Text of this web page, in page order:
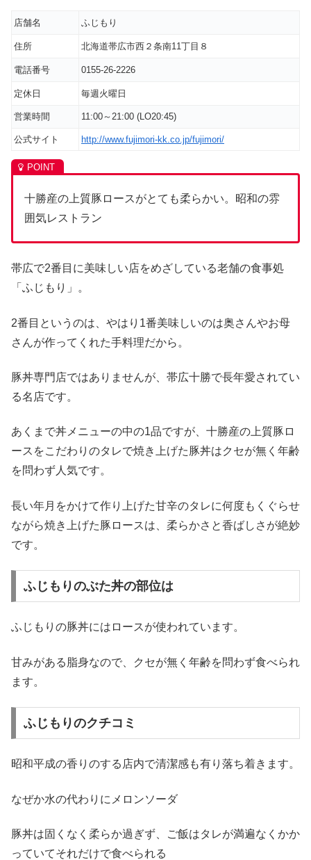
店舗名 ふじもり
住所 北海道帯広市西２条南11丁目８
電話番号 0155-26-2226
定休日 毎週火曜日
営業時間 11:00～21:00 (LO20:45)
公式サイト http://www.fujimori-kk.co.jp/fujimori/
十勝産の上質豚ロースがとても柔らかい。昭和の雰
囲気レストラン
帯広で2番目に美味しい店をめざしている老舗の食事処
「ふじもり」。
2番目というのは、やはり1番美味しいのは奥さんやお母
さんが作ってくれた手料理だから。
豚丼専門店ではありませんが、帯広十勝で長年愛されてい
る名店です。
あくまで丼メニューの中の1品ですが、十勝産の上質豚ロ
ースをこだわりのタレで焼き上げた豚丼はクセが無く年齢
を問わず人気です。
長い年月をかけて作り上げた甘辛のタレに何度もくぐらせ
ながら焼き上げた豚ロースは、柔らかさと香ばしさが絶妙
です。
ふじもりのぶた丼の部位は
ふじもりの豚丼にはロースが使われています。
甘みがある脂身なので、クセが無く年齢を問わず食べられ
ます。
ふじもりのクチコミ
昭和平成の香りのする店内で清潔感も有り落ち着きます。
なぜか水の代わりにメロンソーダ
豚丼は固くなく柔らか過ぎず、ご飯はタレが満遍なくかか
っていてそれだけで食べられる